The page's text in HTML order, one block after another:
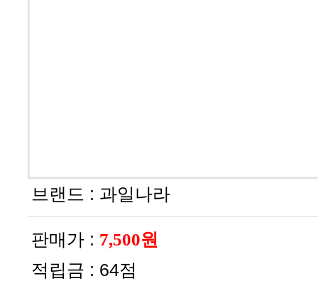
브랜드 : 과일나라
판매가 : 7,500원
적립금 : 64점